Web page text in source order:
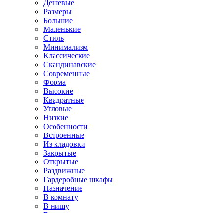
Дешевые
Размеры
Большие
Маленькие
Стиль
Минимализм
Классические
Скандинавские
Современные
Форма
Высокие
Квадратные
Угловые
Низкие
Особенности
Встроенные
Из кладовки
Закрытые
Открытые
Раздвижные
Гардеробные шкафы
Назначение
В комнату
В нишу